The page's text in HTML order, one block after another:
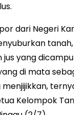
dari Negeri
jus yang
di mata
Kelompok